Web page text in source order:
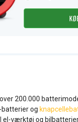
200.000
og
el-værktøj og